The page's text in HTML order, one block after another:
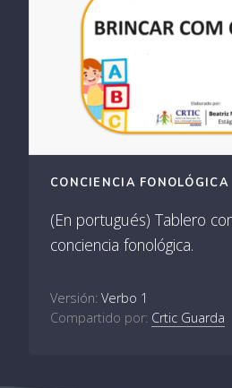
CONCIENCIA FONOLÓGICA
(En portugués) Tablero
conciencia fonológica.
Versión: Verbo 1
Compartido por: Crtic Guarda